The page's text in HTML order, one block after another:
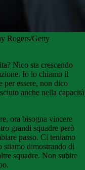
Rogers/Getty
Nico sta crescendo
Io lo chiamo il
per essere, non dico
anche nella capacità
ora bisogna vincere
grandi squadre però
passo. Ci teniamo
stiamo dimostrando di
squadre. Non subire